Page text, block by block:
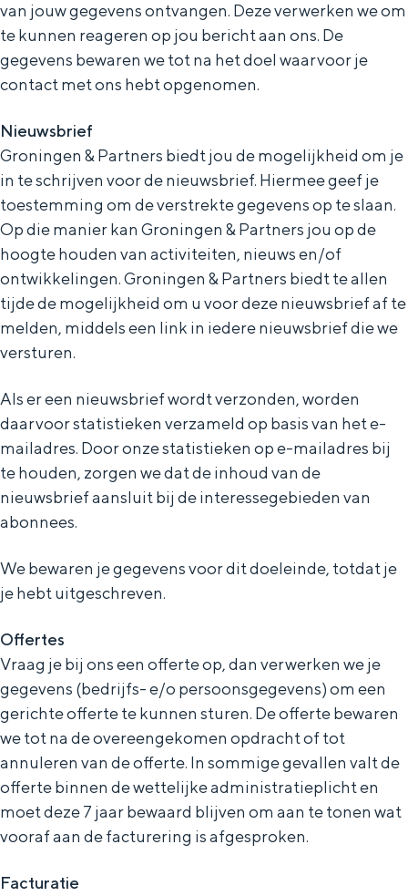
Organisatie
profilering van Groningen. Ontstaan uit
een bundeling van krachten.
NIEUWS
van jouw gegevens ontvangen. Deze verwerken we om
te kunnen reageren op jou bericht aan ons. De
gegevens bewaren we tot na het doel waarvoor je
contact met ons hebt opgenomen.
Nieuwsbrief
Groningen & Partners biedt jou de mogelijkheid om je
in te schrijven voor de nieuwsbrief. Hiermee geef je
toestemming om de verstrekte gegevens op te slaan.
Op die manier kan Groningen & Partners jou op de
hoogte houden van activiteiten, nieuws en/of
ontwikkelingen. Groningen & Partners biedt te allen
tijde de mogelijkheid om u voor deze nieuwsbrief af te
melden, middels een link in iedere nieuwsbrief die we
versturen.
Als er een nieuwsbrief wordt verzonden, worden
daarvoor statistieken verzameld op basis van het e-
mailadres. Door onze statistieken op e-mailadres bij
te houden, zorgen we dat de inhoud van de
nieuwsbrief aansluit bij de interessegebieden van
abonnees.
We bewaren je gegevens voor dit doeleinde, totdat je
je hebt uitgeschreven.
Offertes
Vraag je bij ons een offerte op, dan verwerken we je
gegevens (bedrijfs- e/o persoonsgegevens) om een
gerichte offerte te kunnen sturen. De offerte bewaren
we tot na de overeengekomen opdracht of tot
annuleren van de offerte. In sommige gevallen valt de
offerte binnen de wettelijke administratieplicht en
moet deze 7 jaar bewaard blijven om aan te tonen wat
vooraf aan de facturering is afgesproken.
Facturatie